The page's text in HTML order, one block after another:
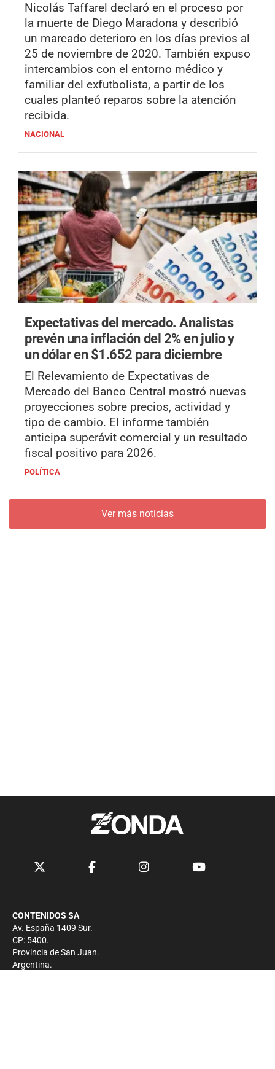
Nicolás Taffarel declaró en el proceso por
la muerte de Diego Maradona y describió
un marcado deterioro en los días previos al
25 de noviembre de 2020. También expuso
intercambios con el entorno médico y
familiar del exfutbolista, a partir de los
cuales planteó reparos sobre la atención
recibida.
NACIONAL
Expectativas del mercado.Analistas
prevén una inflación del 2% en julio y
un dólar en $1.652 para diciembre
El Relevamiento de Expectativas de
Mercado del Banco Central mostró nuevas
proyecciones sobre precios, actividad y
tipo de cambio. El informe también
anticipa superávit comercial y un resultado
fiscal positivo para 2026.
POLÍTICA
Ver más noticias
CONTENIDOS SA
Av. España 1409 Sur.
CP: 5400.
Provincia de San Juan.
Argentina.